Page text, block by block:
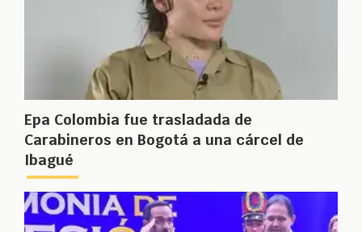
Epa Colombia fue trasladada de
Carabineros en Bogotá a una cárcel de
Ibagué